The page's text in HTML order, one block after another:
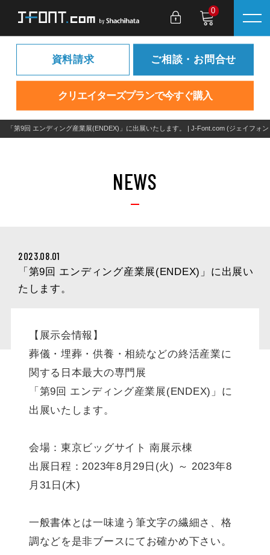
資料請求 ご相談・お問合せ
クリエイターズプランで今すぐ購入
0
「第9回 エンディング産業展(ENDEX)」に出展いたします。 | J-Font.com (ジェイフ
NEWS
2023.08.01
「第9回 エンディング産業展(ENDEX)」に出展い
たします。
【展示会情報】
葬儀・埋葬・供養・相続などの終活産業に
関する日本最大の専門展
「第9回 エンディング産業展(ENDEX)」に
出展いたします。
会場：東京ビッグサイト 南展示棟
出展日程：2023年8月29日(火) ～ 2023年8
月31日(木)
一般書体とは一味違う筆文字の繊細さ、格
調などを是非ブースにてお確かめ下さい。